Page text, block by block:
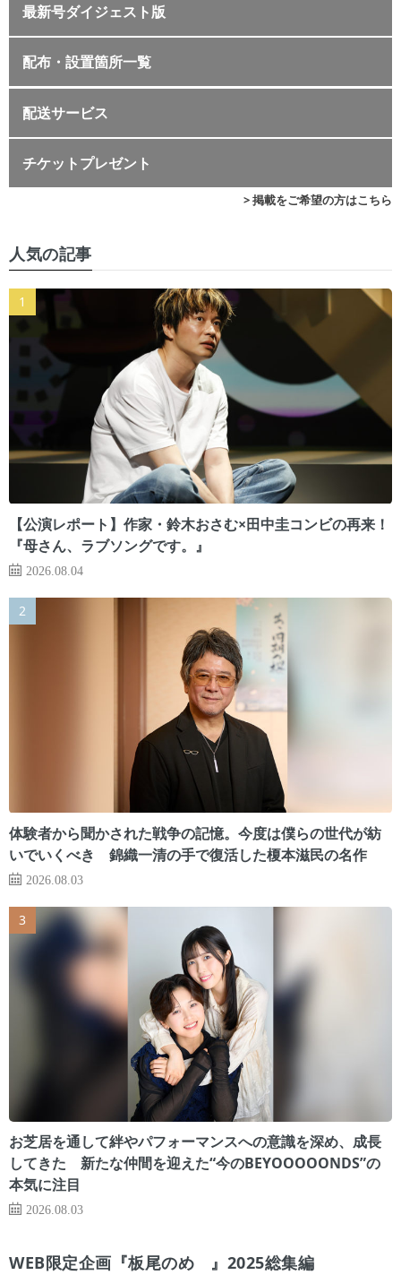
最新号ダイジェスト版
配布・設置箇所一覧
配送サービス
チケットプレゼント
> 掲載をご希望の方はこちら
人気の記事
【公演レポート】作家・鈴木おさむ×田中圭コンビの再来！
『母さん、ラブソングです。』
2026.08.04
体験者から聞かされた戦争の記憶。今度は僕らの世代が紡
いでいくべき 錦織一清の手で復活した榎本滋民の名作
2026.08.03
お芝居を通して絆やパフォーマンスへの意識を深め、成長
してきた 新たな仲間を迎えた“今のBEYOOOOONDS”の
本気に注目
2026.08.03
WEB限定企画『板尾のめ゙』2025総集編